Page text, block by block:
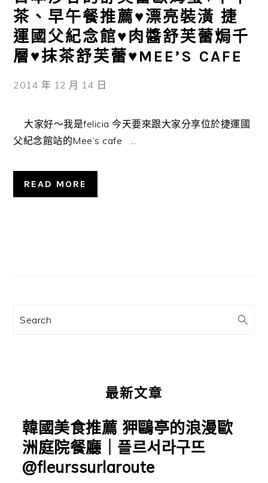
茶、早午餐推薦♥漂亮裝潢 捷
運國父紀念館♥肉醬舒芙蕾焗千
層♥抹茶舒芙蕾♥MEE’S CAFE
2014 年 12 月 14 日
大家好～我是felicia 今天要來跟大家分享位於捷運國
父紀念館站的Mee’s cafe ...
READ MORE
訊
Search
最新文章
韓國美食推薦 狎鷗亭的浪漫歐
洲庭院餐廳｜플르서라구뜨
@fleurssurlaroute